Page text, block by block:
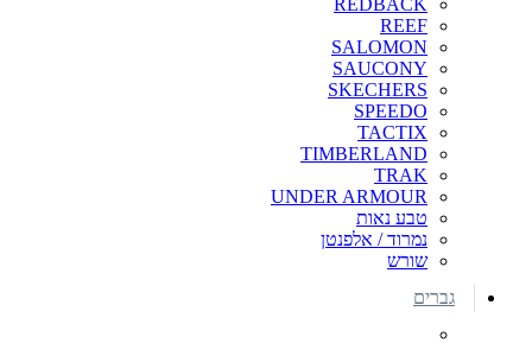
REEF
SALOMON
SAUCONY
SKECHERS
SPEEDO
TACTIX
TIMBERLAND
TRAK
UNDER ARMOUR
טבע נאות
נמרוד / אלפנטן
שורש
גברים